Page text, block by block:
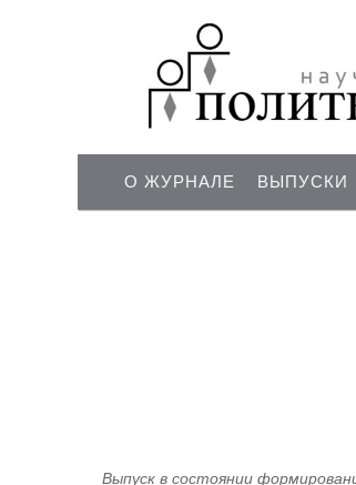
О ЖУРНАЛЕ ВЫПУСКИ
Выпуск в состоянии